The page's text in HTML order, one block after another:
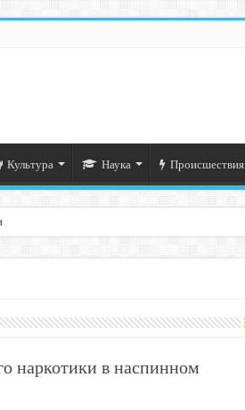
Культура Наука Происшествия
наркотики в наспинном